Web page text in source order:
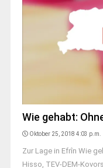
Wie gehabt:
Oktober 25, 2018 4:03 p.m.
Zur Lage in Efrîn Wie
Hisso, TEV-DEM-